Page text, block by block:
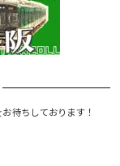
待ちしております！